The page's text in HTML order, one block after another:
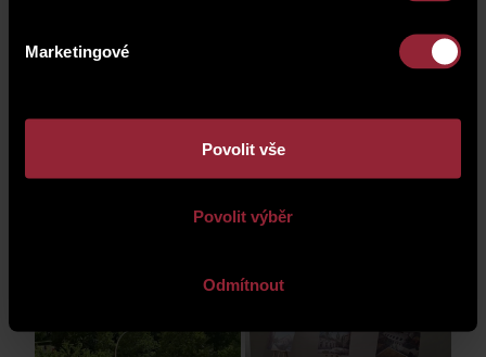
Marketingové
Povolit vše
Povolit výběr
Odmítnout